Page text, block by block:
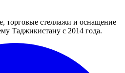
торговые стеллажи и оснащение
Таджикистану с 2014 года.